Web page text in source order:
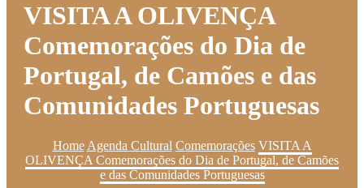
VISITA A OLIVENÇA
Comemorações do Dia de
Portugal, de Camões e das
Comunidades Portuguesas
Home Agenda Cultural Comemorações VISITA A
OLIVENÇA Comemorações do Dia de Portugal, de Camões
e das Comunidades Portuguesas